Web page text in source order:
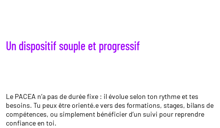
Un dispositif souple et progressif
Le PACEA n’a pas de durée fixe : il évolue selon ton rythme et tes
besoins. Tu peux être orienté.e vers des formations, stages, bilans de
compétences, ou simplement bénéficier d’un suivi pour reprendre
confiance en toi.